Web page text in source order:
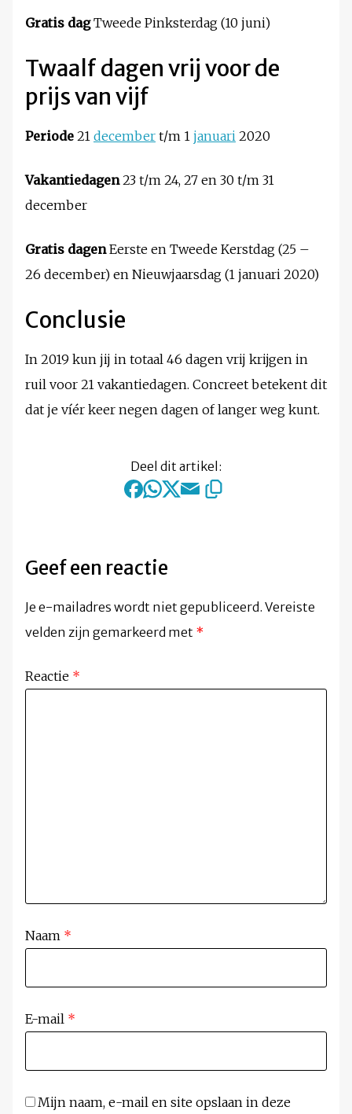
Gratis dagTweede Pinksterdag (10 juni)
Twaalf dagen vrij voor de
prijs van vijf
Periode 21 december t/m 1 januari 2020
Vakantiedagen23 t/m 24, 27 en 30 t/m 31
december
Gratis dagenEerste en Tweede Kerstdag (25 –
26 december) en Nieuwjaarsdag (1 januari 2020)
Conclusie
In 2019 kun jij in totaal 46 dagen vrij krijgen in
ruil voor 21 vakantiedagen. Concreet betekent dit
dat je víér keer negen dagen of langer weg kunt.
Deel dit artikel:
Geef een reactie
Je e-mailadres wordt niet gepubliceerd. Vereiste
velden zijn gemarkeerd met *
Reactie *
Naam *
E-mail *
Mijn naam, e-mail en site opslaan in deze